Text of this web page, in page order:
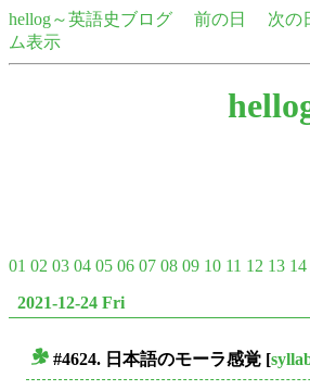
hellog～英語史ブログ 前の日 次の
ム表示
01 02 03 04 05 06 07 08 09 10 11 12 13 14
2021-12-24 Fri
#4624. 日本語のモーラ感覚 [